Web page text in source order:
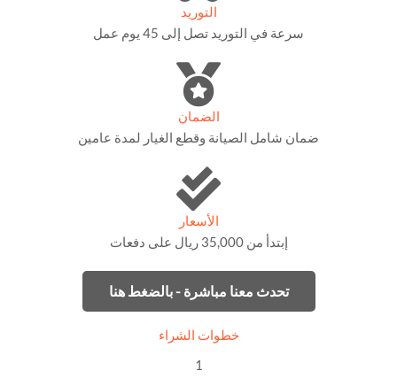
التوريد
سرعة في التوريد تصل إلى 45 يوم عمل
الضمان
ضمان شامل الصيانة وقطع الغيار لمدة عامين
الأسعار
إبتدأ من 35,000 ريال على دفعات
تحدث معنا مباشرة - بالضغط هنا
خطوات الشراء
1